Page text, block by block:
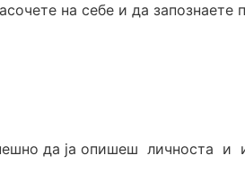
на себе и да запознаете
да ја опишеш личноста и